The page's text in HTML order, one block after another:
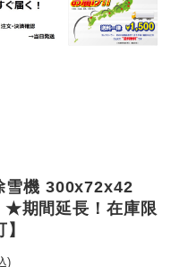
雪機 300x72x42
★期間延長！在庫限
)